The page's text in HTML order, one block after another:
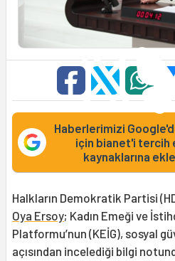
Haberlerimizi
için bianet'i tercih
kaynaklarına
Halkların Demokratik Partisi
Oya Ersoy; Kadın Emeği ve
Platformu’nun (KEİG), sosyal
açısından incelediği bilgi